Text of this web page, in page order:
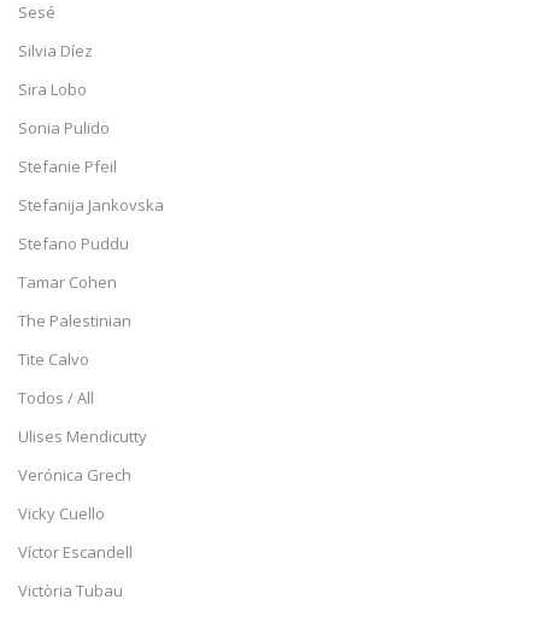
Sesé
Silvia Díez
Sira Lobo
Sonia Pulido
Stefanie Pfeil
Stefanija Jankovska
Stefano Puddu
Tamar Cohen
The Palestinian
Tite Calvo
Todos / All
Ulises Mendicutty
Verónica Grech
Vicky Cuello
Víctor Escandell
Victòria Tubau